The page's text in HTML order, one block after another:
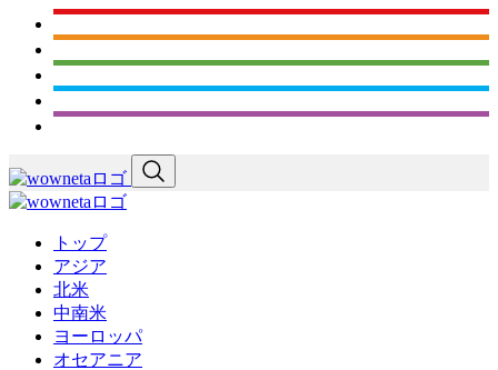
トップ
アジア
北米
中南米
ヨーロッパ
オセアニア